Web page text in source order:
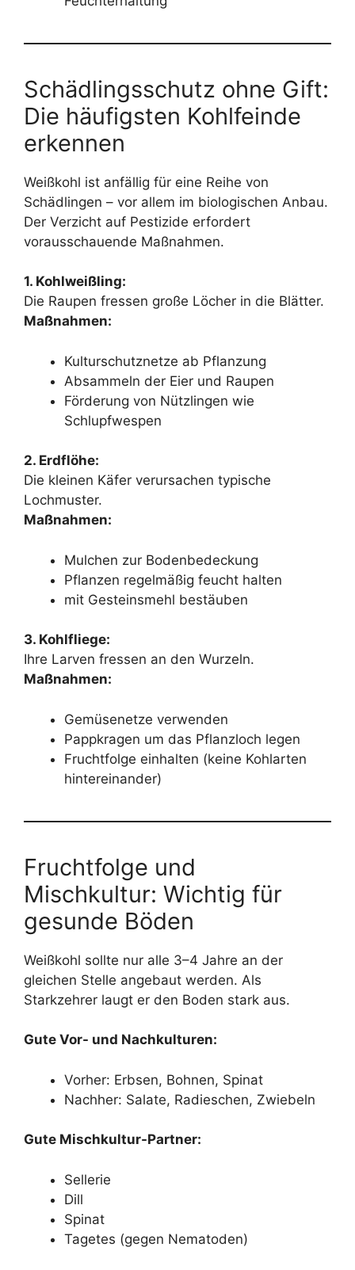
Schädlingsschutz ohne Gift:
Die häufigsten Kohlfeinde
erkennen
Weißkohl ist anfällig für eine Reihe von
Schädlingen – vor allem im biologischen Anbau.
Der Verzicht auf Pestizide erfordert
vorausschauende Maßnahmen.
1. Kohlweißling:
Die Raupen fressen große Löcher in die Blätter.
Maßnahmen:
Kulturschutznetze ab Pflanzung
Absammeln der Eier und Raupen
Förderung von Nützlingen wie
Schlupfwespen
2. Erdflöhe:
Die kleinen Käfer verursachen typische
Lochmuster.
Maßnahmen:
Mulchen zur Bodenbedeckung
Pflanzen regelmäßig feucht halten
mit Gesteinsmehl bestäuben
3. Kohlfliege:
Ihre Larven fressen an den Wurzeln.
Maßnahmen:
Gemüsenetze verwenden
Pappkragen um das Pflanzloch legen
Fruchtfolge einhalten (keine Kohlarten
hintereinander)
Fruchtfolge und
Mischkultur: Wichtig für
gesunde Böden
Weißkohl sollte nur alle 3–4 Jahre an der
gleichen Stelle angebaut werden. Als
Starkzehrer laugt er den Boden stark aus.
Gute Vor- und Nachkulturen:
Vorher: Erbsen, Bohnen, Spinat
Nachher: Salate, Radieschen, Zwiebeln
Gute Mischkultur-Partner:
Sellerie
Dill
Spinat
Tagetes (gegen Nematoden)